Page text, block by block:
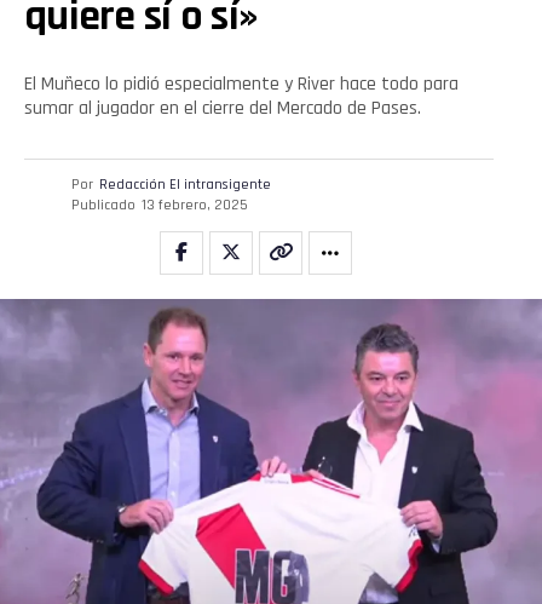
quiere sí o sí»
El Muñeco lo pidió especialmente y River hace todo para
sumar al jugador en el cierre del Mercado de Pases.
Por Redacción El intransigente
Publicado 13 febrero, 2025